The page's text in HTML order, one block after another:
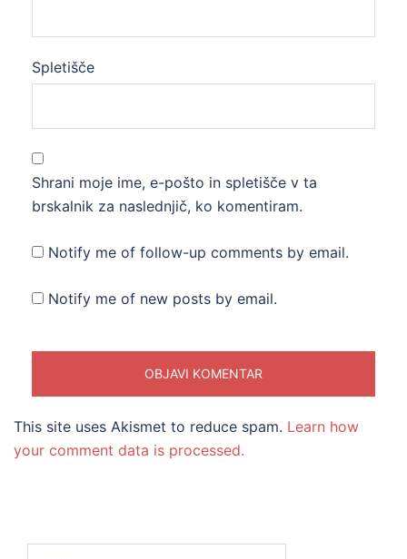
Spletišče
Shrani moje ime, e-pošto in spletišče v ta
brskalnik za naslednjič, ko komentiram.
Notify me of follow-up comments by email.
Notify me of new posts by email.
This site uses Akismet to reduce spam. Learn how
your comment data is processed.